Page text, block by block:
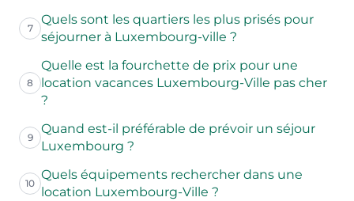
7
Quels sont les quartiers les plus prisés pour
séjourner à Luxembourg-ville ?
8
Quelle est la fourchette de prix pour une
location vacances Luxembourg-Ville pas cher
?
9
Quand est-il préférable de prévoir un séjour
Luxembourg ?
10
Quels équipements rechercher dans une
location Luxembourg-Ville ?